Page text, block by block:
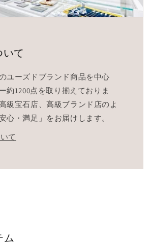
いて
ユーズドブランド商品を中心
約1200点を取り揃えておりま
級宝石店、高級ブランド店のよ
心・満足」をお届けします。
て
ム